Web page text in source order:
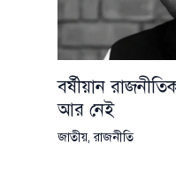
বর্ষীয়ান
আর নেই
জাতীয়,রাজনীতি